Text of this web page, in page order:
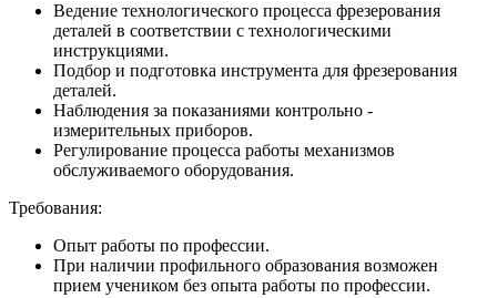
Ведение технологического процесса фрезерования
деталей в соответствии с технологическими
инструкциями.
Подбор и подготовка инструмента для фрезерования
деталей.
Наблюдения за показаниями контрольно -
измерительных приборов.
Регулирование процесса работы механизмов
обслуживаемого оборудования.
Требования:
Опыт работы по профессии.
При наличии профильного образования возможен
прием учеником без опыта работы по профессии.